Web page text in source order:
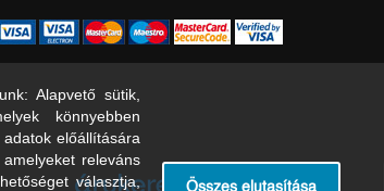
Alapvető sütik,
könnyebben
előállítására
releváns
választja,